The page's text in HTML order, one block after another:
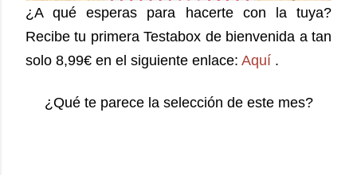
¿A qué esperas para hacerte con la tuya?
Recibe tu primera Testabox de bienvenida a tan
solo 8,99€ en el siguiente enlace: Aquí .
¿Qué te parece la selección de este mes?